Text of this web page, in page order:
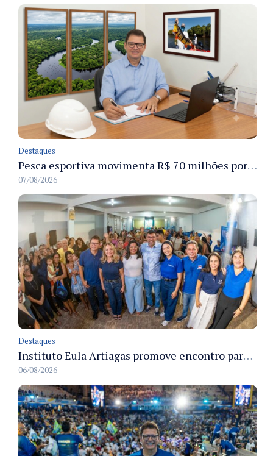
Destaques
Pesca esportiva movimenta R$ 70 milhões por ano e ganha espaço na economia sustentável do Amazonas
07/08/2026
Destaques
Instituto Eula Artiagas promove encontro para discutir melhorias para o bairro Petrópolis
06/08/2026